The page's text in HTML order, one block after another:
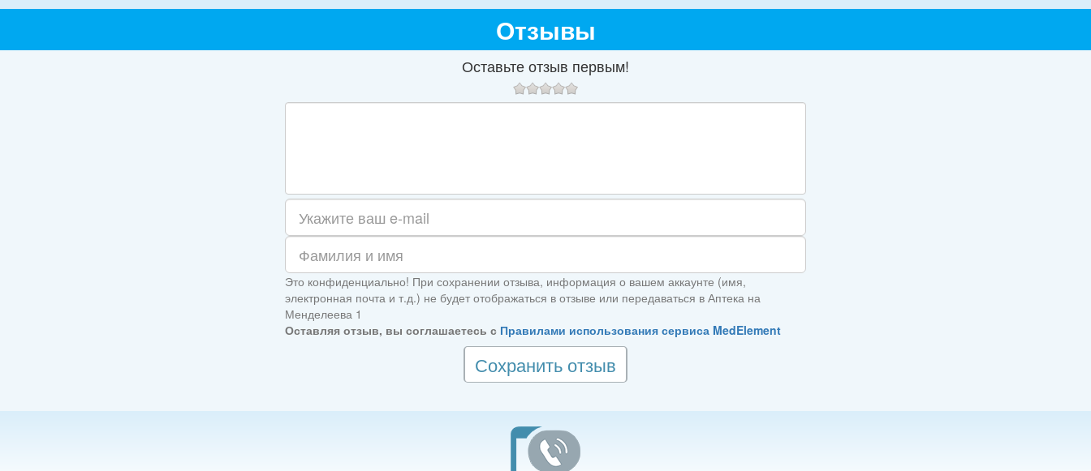
Отзывы
Оставьте отзыв первым!
Это конфиденциально! При сохранении отзыва, информация о вашем аккаунте (имя,
электронная почта и т.д.) не будет отображаться в отзыве или передаваться в Аптека на
Менделеева 1
Оставляя отзыв, вы соглашаетесь с Правилами использования сервиса MedElement
Сохранить отзыв